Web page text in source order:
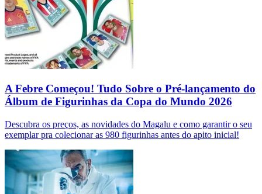
A Febre Começou! Tudo Sobre o Pré-lançamento do
Álbum de Figurinhas da Copa do Mundo 2026
Descubra os preços, as novidades do Magalu e como garantir o seu
exemplar pra colecionar as 980 figurinhas antes do apito inicial!